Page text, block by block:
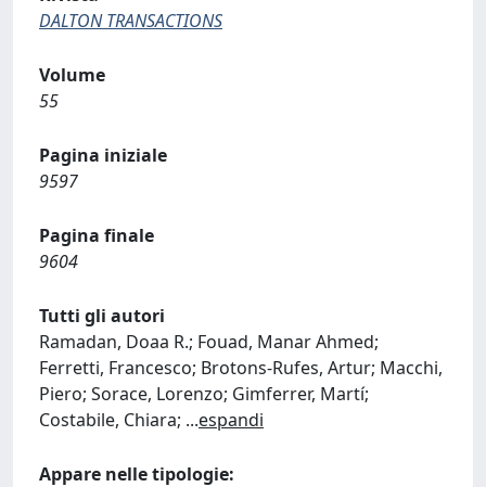
DALTON TRANSACTIONS
Volume
55
Pagina iniziale
9597
Pagina finale
9604
Tutti gli autori
Ramadan, Doaa R.; Fouad, Manar Ahmed;
Ferretti, Francesco; Brotons-Rufes, Artur; Macchi,
Piero; Sorace, Lorenzo; Gimferrer, Martí;
Costabile, Chiara; ...espandi
Appare nelle tipologie: